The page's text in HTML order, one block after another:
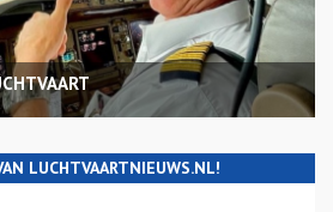
LUCHTVAARTNIEUWS.NL!